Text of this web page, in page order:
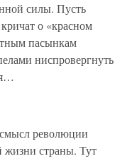
силы. Пусть
о «красном
пасынкам
ниспровергнуть
смысл революции
жизни страны. Тут